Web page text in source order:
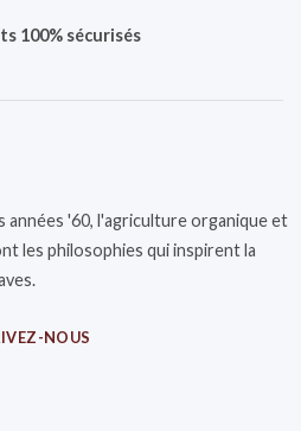
100% sécurisés
années '60, l'agriculture organique et
les philosophies qui inspirent la
NOUS